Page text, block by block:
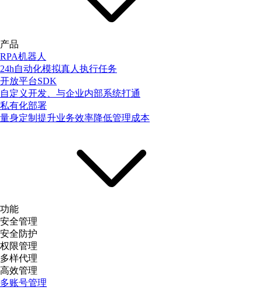
产品
RPA机器人
24h自动化模拟真人执行任务
开放平台SDK
自定义开发、与企业内部系统打通
私有化部署
量身定制提升业务效率降低管理成本
功能
安全管理
安全防护
权限管理
多样代理
高效管理
多账号管理